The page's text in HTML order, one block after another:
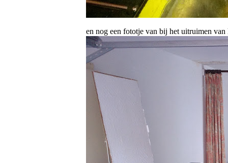
en nog een fototje van bij het uitruimen